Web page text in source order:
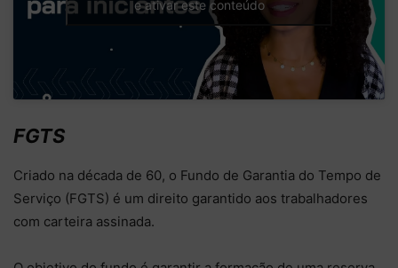
e ativar este conteúdo
FGTS
Criado na década de 60, o Fundo de Garantia do Tempo de
Serviço (FGTS) é um direito garantido aos trabalhadores
com carteira assinada.